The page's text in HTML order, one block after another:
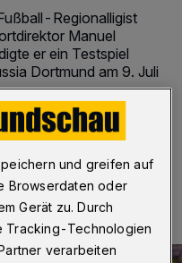
Regionalligist
Manuel
er ein Testspiel
Dortmund am 9. Juli
Lesezeitund greifen auf
Browserdaten oder
Gerät zu. Durch
Tracking-Technologien
verarbeiten